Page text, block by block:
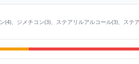
、ジメチコン(3)、ステアリルアルコール(3)、ステ